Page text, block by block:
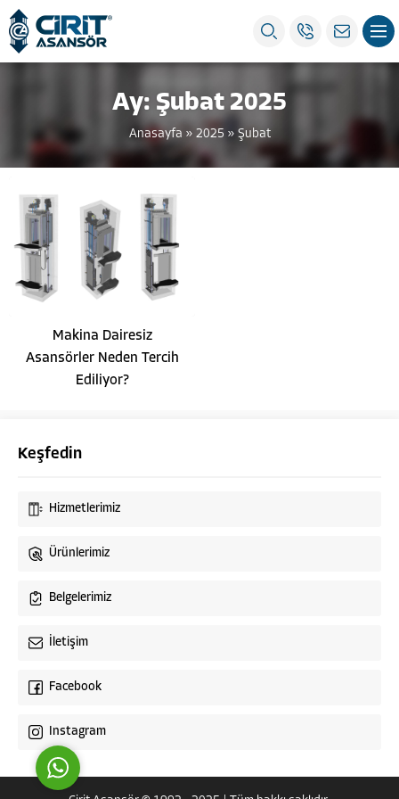
Ay: Şubat 2025
Anasayfa » 2025 » Şubat
Makina Dairesiz
Asansörler Neden Tercih
Ediliyor?
Keşfedin
Hizmetlerimiz
Ürünlerimiz
Belgelerimiz
İletişim
Facebook
Instagram